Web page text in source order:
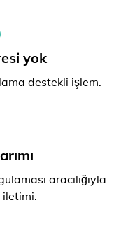
yok
destekli işlem.
aracılığıyla